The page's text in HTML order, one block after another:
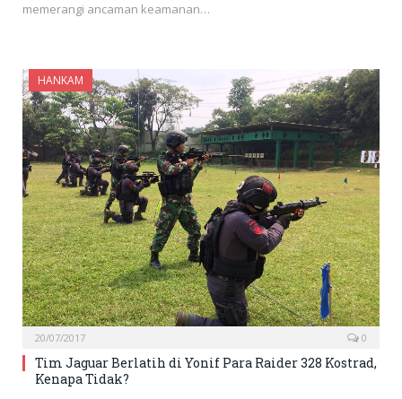
memerangi ancaman keamanan…
HANKAM
20/07/2017 0
Tim Jaguar Berlatih di Yonif Para Raider 328 Kostrad,
Kenapa Tidak?